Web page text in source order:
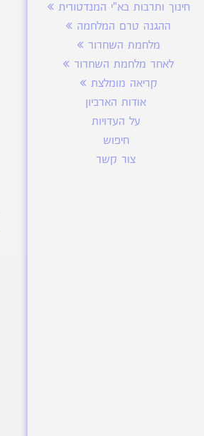
חינוך ותרבות בא"י המנדטורית
ההגנה טרם המלחמה
מלחמת השחרור
לאחר מלחמת השחרור
קריאה מומלצת
אודות הארכיון
על העדויות
חיפוש
צור קשר